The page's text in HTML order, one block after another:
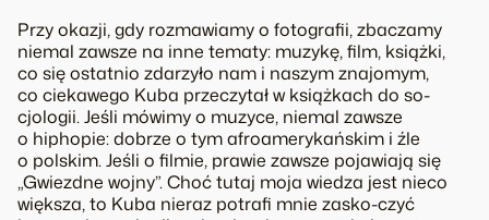
Przy okazji, gdy rozmawiamy o fotografii, zbaczamy
niemal zawsze na inne tematy: muzykę, film, książki,
co się ostatnio zdarzyło nam i naszym znajomym,
co ciekawego Kuba przeczytał w książkach do so-
cjologii. Jeśli mówimy o muzyce, niemal zawsze
o hiphopie: dobrze o tym afroamerykańskim i źle
o polskim. Jeśli o filmie, prawie zawsze pojawiają się
„Gwiezdne wojny”. Choć tutaj moja wiedza jest nieco
większa, to Kuba nieraz potrafi mnie zasko-czyć